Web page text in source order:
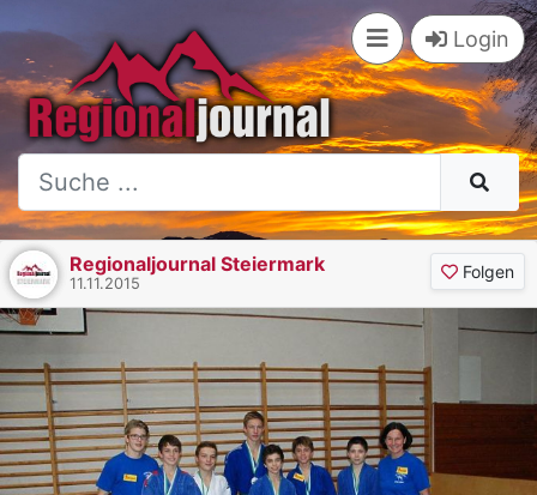
Login
Regionaljournal Steiermark
11.11.2015
Folgen